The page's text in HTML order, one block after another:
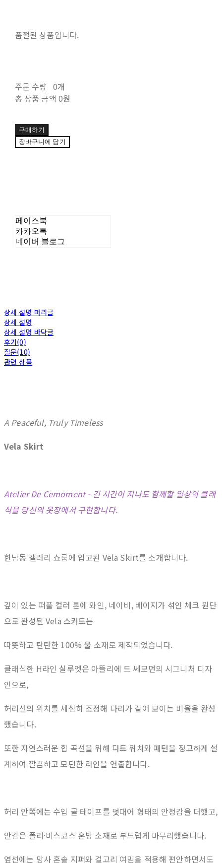
품절된 상품입니다.
주문 수량 0개
총 상품 금액 0원
구매하기
장바구니에 담기
페이스북
카카오톡
네이버 블로그
상세 설명 머리글
상세 설명
상세 설명 바닥글
후기(0)
질문(10)
관련 상품
A Peaceful, Truly Timeless
Vela Skirt
Atelier De Cemoment - 긴 시간이 지나도 함께할 일상의 클래
식을 당신의 옷장에서 구현합니다.
한남동 갤러리 쇼룸에 입고된 Vela Skirt를 소개합니다.
깊이 있는 퍼플 컬러 톤에 와인, 네이비, 베이지가 섞인 체크 원단
으로 완성된 Vela 스커트는
따뜻하고 탄탄한 100% 울 소재로 제작되었습니다.
클래식한 H라인 실루엣은 아뜰리에 드 쎄모먼의 시그니처 디자
인으로,
허리선의 위치를 세심히 조정해 다리가 길어 보이는 비율을 완성
했습니다.
또한 자연스러운 힙 곡선을 위해 다트 위치와 패턴을 정교하게 설
계하여 깔끔하고 모던한 라인을 연출합니다.
허리 안쪽에는 수입 골 테이프를 덧대어 형태의 안정감을 더했고,
안감은 폴리·비스코스 혼방 소재로 부드럽게 마무리했습니다.
옆선에는 망사 혼솔 지퍼와 걸고리 여밈을 적용해 편안하면서도